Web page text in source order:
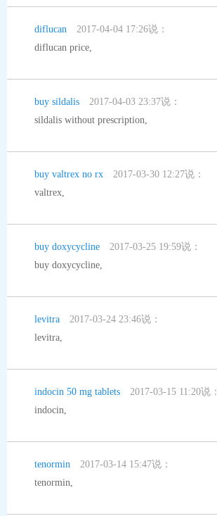
diflucan
2017-04-04 17:26说：
diflucan price,
buy sildalis
2017-04-03 23:37说：
sildalis without prescription,
buy valtrex no rx
2017-03-30 12:27说：
valtrex,
buy doxycycline
2017-03-25 19:59说：
buy doxycycline,
levitra
2017-03-24 23:46说：
levitra,
indocin 50 mg tablets
2017-03-15 11:20说：
indocin,
tenormin
2017-03-14 15:47说：
tenormin,